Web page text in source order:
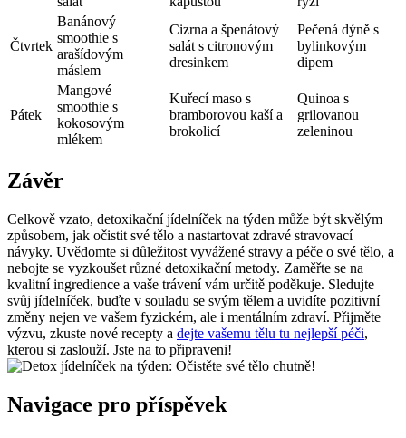
Čtvrtek
Banánový
smoothie s
arašídovým
máslem
Cizrna a špenátový
salát s citronovým
dresinkem
Pečená dýně s
bylinkovým
dipem
Pátek
Mangové
smoothie s
kokosovým
mlékem
Kuřecí maso s
bramborovou kaší a
brokolicí
Quinoa s
grilovanou
zeleninou
Závěr
Celkově vzato, detoxikační jídelníček na týden může být skvělým
způsobem, jak očistit své tělo a nastartovat zdravé stravovací
návyky. Uvědomte si důležitost vyvážené stravy a péče o své tělo, a
nebojte se vyzkoušet různé detoxikační metody. Zaměřte se na
kvalitní ingredience a vaše trávení vám určitě poděkuje. Sledujte
svůj jídelníček, buďte v souladu se svým tělem a uvidíte pozitivní
změny nejen ve vašem fyzickém, ale i mentálním zdraví. Přijměte
výzvu, zkuste nové recepty a dejte vašemu tělu tu nejlepší péči,
kterou si zaslouží. Jste na to připraveni!
Navigace pro příspěvek